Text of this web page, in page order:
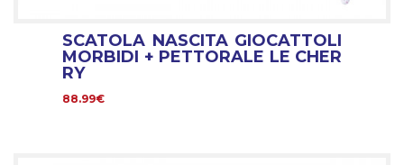
SCATOLA NASCITA GIOCATTOLI
MORBIDI + PETTORALE LE CHER
RY
88.99€